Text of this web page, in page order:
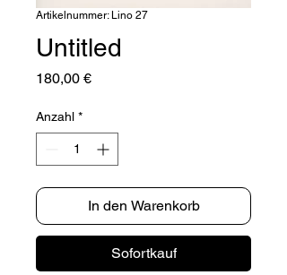
Artikelnummer: Lino 27
Untitled
180,00 €Preis
Anzahl *
In den Warenkorb
Sofortkauf